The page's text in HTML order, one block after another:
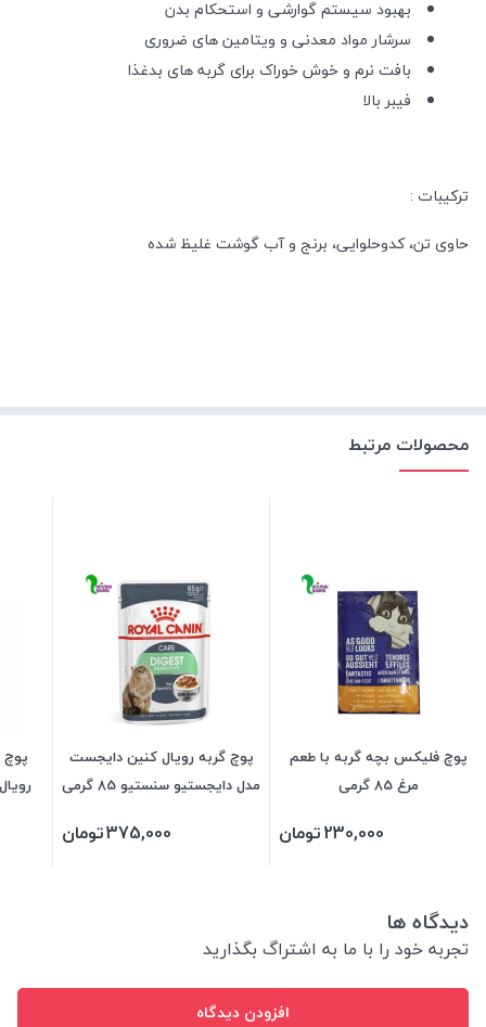
بهبود سیستم گوارشی و استحکام بدن
سرشار مواد معدنی و ویتامین های ضروری
بافت نرم و خوش خوراک برای گربه های بدغذا
فیبر بالا
ترکیبات :
حاوی تن، کدوحلوایی، برنج و آب گوشت غلیظ شده
محصولات مرتبط
پوچ فلیکس بچه گربه با طعم
مرغ 85 گرمی
230,000تومان
پوچ گربه رویال کنین دایجست
مدل دایجستیو سنستیو 85 گرمی
375,000تومان
رویال
دیدگاه ها
تجربه خود را با ما به اشتراگ بگذارید
افزودن دیدگاه